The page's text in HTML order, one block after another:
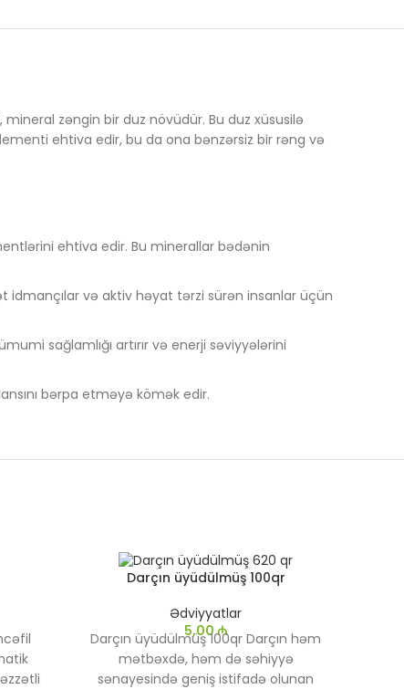
zəngin bir duz növüdür. Bu duz xüsusilə
ehtiva edir, bu da ona bənzərsiz bir rəng və
ehtiva edir. Bu minerallar bədənin
idmançılar və aktiv həyat tərzi sürən insanlar üçün
sağlamlığı artırır və enerji səviyyələrini
bərpa etməyə kömək edir.
Darçın üyüdülmüş 100qr
Ədviyyatlar
5,00₼
Darçın üyüdülmüş 100qr Darçın həm
mətbəxdə, həm də səhiyyə
sənayesində geniş istifadə olunan